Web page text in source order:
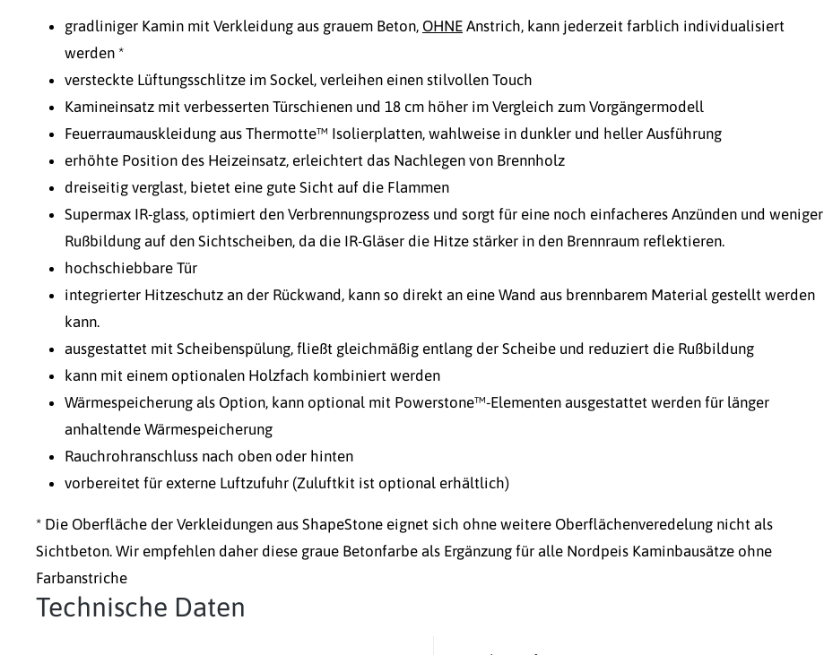
gradliniger Kamin mit Verkleidung aus grauem Beton, OHNE Anstrich, kann jederzeit farblich individualisiert
werden *
versteckte Lüftungsschlitze im Sockel, verleihen einen stilvollen Touch
Kamineinsatz mit verbesserten Türschienen und 18 cm höher im Vergleich zum Vorgängermodell
Feuerraumauskleidung aus Thermotte™ Isolierplatten, wahlweise in dunkler und heller Ausführung
erhöhte Position des Heizeinsatz, erleichtert das Nachlegen von Brennholz
dreiseitig verglast, bietet eine gute Sicht auf die Flammen
Supermax IR-glass, optimiert den Verbrennungsprozess und sorgt für eine noch einfacheres Anzünden und weniger
Rußbildung auf den Sichtscheiben, da die IR-Gläser die Hitze stärker in den Brennraum reflektieren.
hochschiebbare Tür
integrierter Hitzeschutz an der Rückwand, kann so direkt an eine Wand aus brennbarem Material gestellt werden
kann.
ausgestattet mit Scheibenspülung, fließt gleichmäßig entlang der Scheibe und reduziert die Rußbildung
kann mit einem optionalen Holzfach kombiniert werden
Wärmespeicherung als Option, kann optional mit Powerstone™-Elementen ausgestattet werden für länger
anhaltende Wärmespeicherung
Rauchrohranschluss nach oben oder hinten
vorbereitet für externe Luftzufuhr (Zuluftkit ist optional erhältlich)
* Die Oberfläche der Verkleidungen aus ShapeStone eignet sich ohne weitere Oberflächenveredelung nicht als
Sichtbeton. Wir empfehlen daher diese graue Betonfarbe als Ergänzung für alle Nordpeis Kaminbausätze ohne
Farbanstriche
Technische Daten